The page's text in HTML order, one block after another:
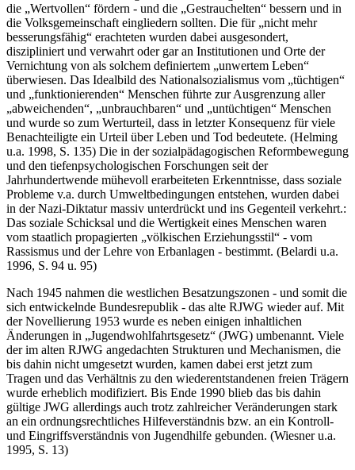
Im Nationalsozialismus wurden Jugend- und Wohlfahrtspflege dazu
umfunktioniert, der Volksgemeinschaft zuträglich zu sein, indem sie
die „Wertvollen“ fördern - und die „Gestrauchelten“ bessern und in
die Volksgemeinschaft eingliedern sollten. Die für „nicht mehr
besserungsfä­hig“ erachteten wurden dabei ausgesondert,
diszipliniert und verwahrt oder gar an Institutionen und Orte der
Vernichtung von als solchem defi­niertem „unwertem Leben“
überwiesen. Das Idealbild des Nationalsozia­lismus vom „tüchtigen“
und „funktionierenden“ Menschen führte zur Ausgrenzung aller
„abweichenden“, „unbrauchbaren“ und „untüchtigen“ Menschen
und wurde so zum Werturteil, dass in letzter Konsequenz für viele
Benachteiligte ein Urteil über Leben und Tod bedeutete. (Helming
u.a. 1998, S. 135) Die in der sozialpädagogischen Reformbewegung
und den tiefenpsychologischen Forschungen seit der
Jahrhundertwende mühevoll erarbeiteten Erkenntnisse, dass soziale
Probleme v.a. durch Umweltbedingungen entstehen, wurden dabei
in der Nazi-Diktatur massiv unterdrückt und ins Gegenteil verkehrt.:
Das soziale Schicksal und die Wertigkeit eines Menschen waren
vom staatlich propagierten „völkischen Erziehungsstil“ - vom
1996, S. 94 u. 95)
Nach 1945 nahmen die westlichen Besatzungszonen - und somit die
sich entwickelnde Bundesrepublik - das alte RJWG wieder auf. Mit
der Novellierung 1953 wurde es neben einigen inhaltlichen
Änderungen in „Jugendwohlfahrtsgesetz“ (JWG) umbenannt. Viele
der im alten RJWG angedachten Strukturen und Mechanismen, die
bis dahin nicht umgesetzt wurden, kamen dabei erst jetzt zum
Tragen und das Verhältnis zu den wiederentstandenen freien Trägern
wurde erheblich modifiziert. Bis Ende 1990 blieb das bis dahin
gültige JWG allerdings auch trotz zahlreicher Veränderungen stark
an ein ordnungsrechtliches Hilfeverständnis bzw. an ein Kontroll-